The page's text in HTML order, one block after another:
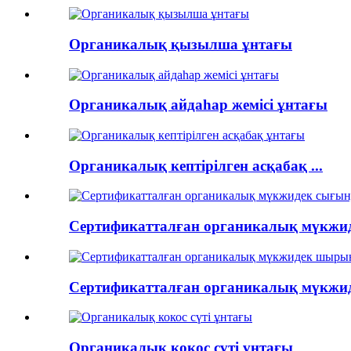
Органикалық қызылша ұнтағы
Органикалық айдаһар жемісі ұнтағы
Органикалық кептірілген асқабақ ...
Сертификатталған органикалық
Сертификатталған органикалық
Органикалық кокос сүті ұнтағы